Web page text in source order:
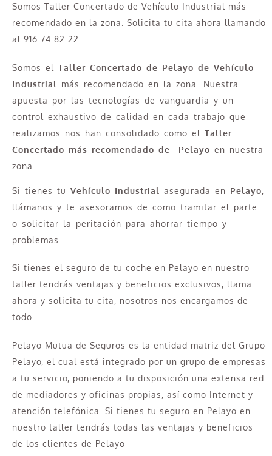
Somos Taller Concertado de Vehículo Industrial más
recomendado en la zona. Solicita tu cita ahora llamando
al 916 74 82 22
Somos el Taller Concertado de Pelayo de Vehículo
Industrial
más recomendado en la zona. Nuestra
apuesta por las tecnologías de vanguardia y un
control exhaustivo de calidad en cada trabajo que
realizamos nos han consolidado como el Taller
Concertado más recomendado de Pelayo en nuestra
zona.
Si tienes tu Vehículo Industrial asegurada en Pelayo,
llámanos y te asesoramos de como tramitar el parte
o solicitar la peritación para ahorrar tiempo y
problemas.
Si tienes el seguro de tu coche en Pelayo en nuestro
taller tendrás ventajas y beneficios exclusivos, llama
ahora y solicita tu cita, nosotros nos encargamos de
todo.
Pelayo Mutua de Seguros es la entidad matriz del Grupo
Pelayo, el cual está integrado por un grupo de empresas
a tu servicio, poniendo a tu disposición una extensa red
de mediadores y oficinas propias, así como Internet y
atención telefónica. Si tienes tu seguro en Pelayo en
nuestro taller tendrás todas las ventajas y beneficios
de los clientes de Pelayo